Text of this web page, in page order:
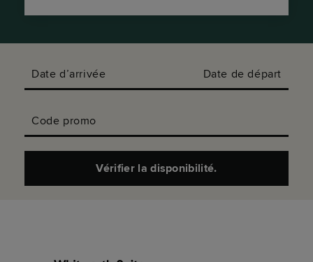
Date d’arrivée Date de départ
Code promo
Vérifier la disponibilité.